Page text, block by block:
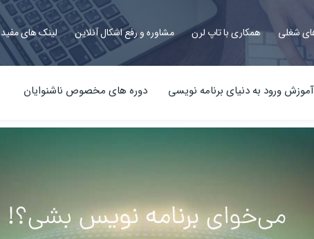
شغلی همکاری با تاپ لرن مشاوره و رفع اشکال آنلاین لینک های مفید
آموزش ورود به دنیای برنامه نویسی دوره های مخصوص ناشنوایان